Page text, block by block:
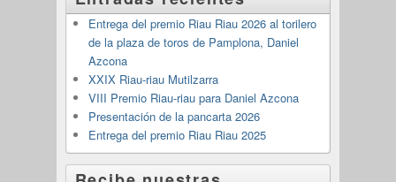
Entrega del premio Riau Riau 2026 al torilero
de la plaza de toros de Pamplona, Daniel
Azcona
XXIX Riau-riau Mutilzarra
VIII Premio Riau-riau para Daniel Azcona
Presentación de la pancarta 2026
Entrega del premio Riau Riau 2025